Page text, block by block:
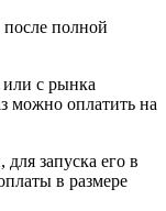
после полной
или с рынка
можно оплатить на
запуска его в
в размере